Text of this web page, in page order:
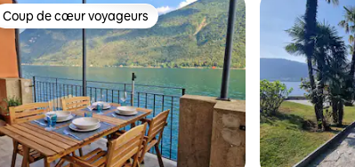
Coup de cœur voyageurs
Coup de cœur voyageurs